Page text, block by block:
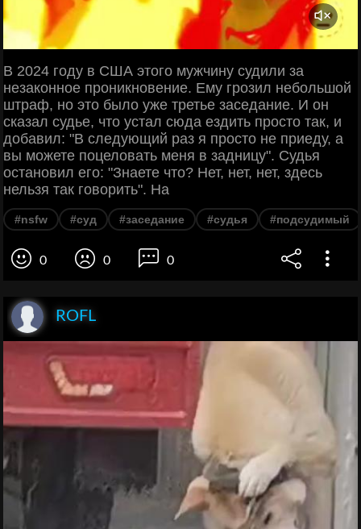
В 2024 году в США этого мужчину судили за
незаконное проникновение. Ему грозил небольшой
штраф, но это было уже третье заседание. И он
сказал судье, что устал сюда ездить просто так, и
добавил: "В следующий раз я просто не приеду, а
вы можете поцеловать меня в задницу". Судья
остановил его: "Знаете что? Нет, нет, нет, здесь
нельзя так говорить". На
#nsfw #суд #заседание #судья #подсудимый
0 0 0
ROFL